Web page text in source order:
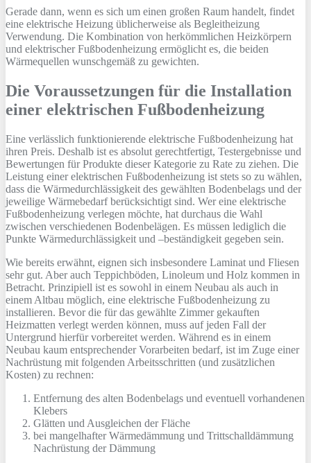
Gerade dann, wenn es sich um einen großen Raum handelt, findet
eine elektrische Heizung üblicherweise als Begleitheizung
Verwendung. Die Kombination von herkömmlichen Heizkörpern
und elektrischer Fußbodenheizung ermöglicht es, die beiden
Wärmequellen wunschgemäß zu gewichten.
Die Voraussetzungen für die Installation
einer elektrischen Fußbodenheizung
Eine verlässlich funktionierende elektrische Fußbodenheizung hat
ihren Preis. Deshalb ist es absolut gerechtfertigt, Testergebnisse und
Bewertungen für Produkte dieser Kategorie zu Rate zu ziehen. Die
Leistung einer elektrischen Fußbodenheizung ist stets so zu wählen,
dass die Wärmedurchlässigkeit des gewählten Bodenbelags und der
jeweilige Wärmebedarf berücksichtigt sind. Wer eine elektrische
Fußbodenheizung verlegen möchte, hat durchaus die Wahl
zwischen verschiedenen Bodenbelägen. Es müssen lediglich die
Punkte Wärmedurchlässigkeit und –beständigkeit gegeben sein.
Wie bereits erwähnt, eignen sich insbesondere Laminat und Fliesen
sehr gut. Aber auch Teppichböden, Linoleum und Holz kommen in
Betracht. Prinzipiell ist es sowohl in einem Neubau als auch in
einem Altbau möglich, eine elektrische Fußbodenheizung zu
installieren. Bevor die für das gewählte Zimmer gekauften
Heizmatten verlegt werden können, muss auf jeden Fall der
Untergrund hierfür vorbereitet werden. Während es in einem
Neubau kaum entsprechender Vorarbeiten bedarf, ist im Zuge einer
Nachrüstung mit folgenden Arbeitsschritten (und zusätzlichen
Kosten) zu rechnen:
Entfernung des alten Bodenbelags und eventuell vorhandenen
Klebers
Glätten und Ausgleichen der Fläche
bei mangelhafter Wärmedämmung und Trittschalldämmung
Nachrüstung der Dämmung